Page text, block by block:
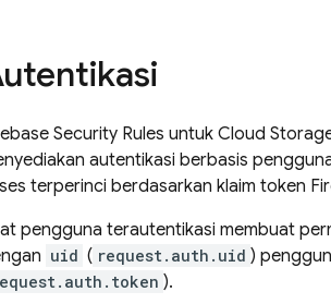
Security Rules untuk Cloud
autentikasi berbasis
terperinci berdasarkan klaim token
pengguna terautentikasi membuat
uid ( request.auth.uid )
).